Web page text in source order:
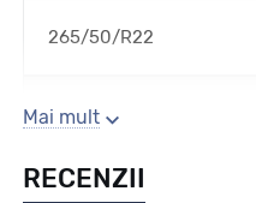
265/50/R22
Sezon
Iarna
Mai mult
RECENZII